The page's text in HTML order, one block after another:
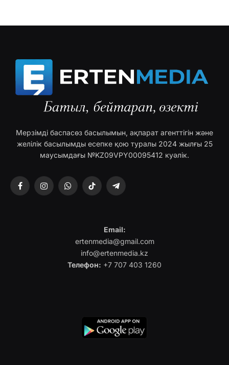
Мерзімді баспасөз басылымын, ақпарат агенттігін және
желілік басылымды есепке қою туралы 2024 жылғы 25
маусымдағы №KZ09VPY00095412 куәлік.
FacebookInstagramWhatsAppTikTok Telegram
Email:
ertenmedia@gmail.com
info@ertenmedia.kz
Телефон: +7 707 403 1260